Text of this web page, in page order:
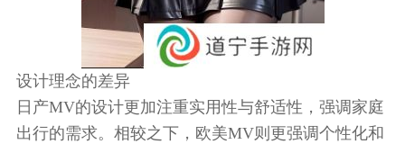
设计理念的差异
日产MV的设计更加注重实用性与舒适性，强调家庭
出行的需求。相较之下，欧美MV则更强调个性化和